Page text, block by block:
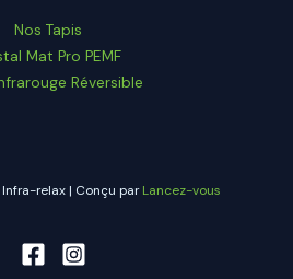
Nos Tapis
Mat Pro PEMF
Réversible
relax | Conçu parLancez-vous